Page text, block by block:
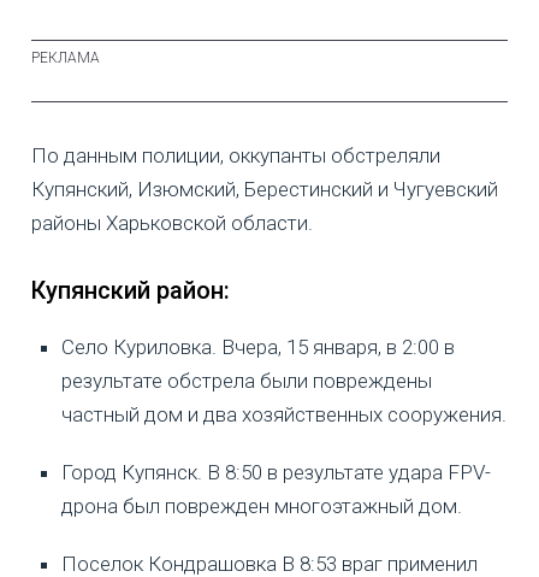
По данным полиции, оккупанты обстреляли
Купянский, Изюмский, Берестинский и Чугуевский
районы Харьковской области.
Купянский район:
Село Куриловка. Вчера, 15 января, в 2:00 в
результате обстрела были повреждены
частный дом и два хозяйственных сооружения.
Город Купянск. В 8:50 в результате удара FPV-
дрона был поврежден многоэтажный дом.
Поселок Кондрашовка В 8:53 враг применил